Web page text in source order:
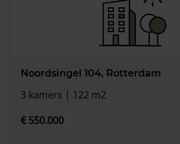
Noordsingel 104, Rotterdam
3 kamers | 122 m2
€ 550.000